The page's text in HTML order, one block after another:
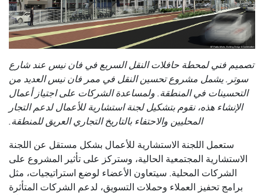
تصميم فني لمحطة حافلات النقل السريع في فان نيس عند شارع
سوتر. يشمل مشروع تحسين النقل في ممر فان نيس العديد من
التحسينات في المنطقة. ولمساعدة الشركات على اجتياز أعمال
الإنشاء هذه، نقوم بتشكيل لجنة استشارية للأعمال لدعم التجار
المحليين والاحتفاء بالتاريخ التجاري العريق للمنطقة.
ستعمل اللجنة الاستشارية للأعمال بشكل مستقل عن اللجنة
الاستشارية المجتمعية الحالية، وستركز على تأثير المشروع على
الشركات المحلية. سيتعاون الأعضاء لوضع استراتيجيات، مثل
برامج تحفيز العملاء وحملات التسويق، لدعم الشركات المتأثرة